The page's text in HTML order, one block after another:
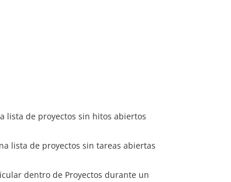
lista de proyectos sin hitos abiertos
lista de proyectos sin tareas abiertas
dentro de Proyectos durante un